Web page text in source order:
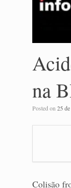
na
Posted on25
Colisão